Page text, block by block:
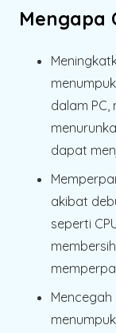
Mengapa
dalam
dapat
akibat
seperti
Mencegah